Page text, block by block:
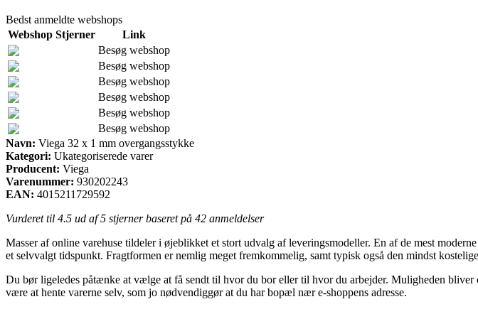
Bedst anmeldte webshops
Webshop Stjerner
Link
Besøg webshop
Besøg webshop
Besøg webshop
Besøg webshop
Besøg webshop
Besøg webshop
Navn: Viega 32 x 1 mm overgangsstykke
Kategori: Ukategoriserede varer
Producent: Viega
Varenummer: 930202243
EAN: 4015211729592
Vurderet til 4.5 ud af 5 stjerner baseret på 42 anmeldelser
Masser af online varehuse tildeler i øjeblikket et stort udvalg af leveringsmodeller. En af de mest
et selvvalgt tidspunkt. Fragtformen er nemlig meget fremkommelig, samt typisk også den mindst
Du bør ligeledes påtænke at vælge at få sendt til hvor du bor eller til hvor du arbejder. Muligheden
være at hente varerne selv, som jo nødvendiggør at du har bopæl nær e-shoppens adresse.